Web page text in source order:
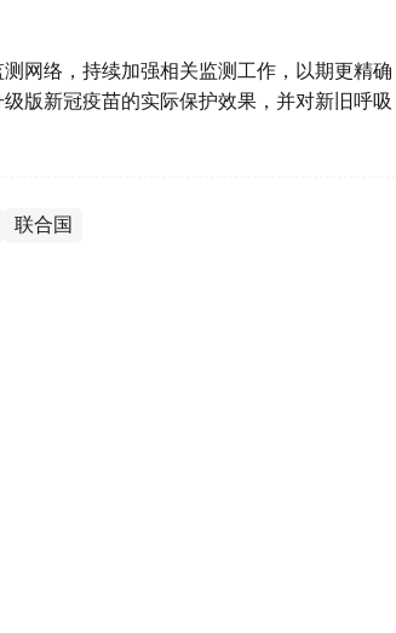
网络，持续加强相关监测工作，以期更精确
版新冠疫苗的实际保护效果，并对新旧呼吸
联合国